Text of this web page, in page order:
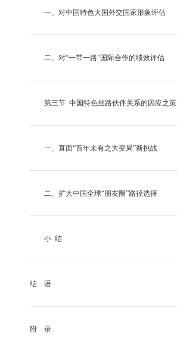
一、 对中国特色大国外交国家形象评估
二、 对“一带一路”国际合作的绩效评估
第三节 中国特色丝路伙伴关系的因应之策
一、 直面“百年未有之大变局”新挑战
二、 扩大中国全球“朋友圈”路径选择
小 结
结 语
附 录